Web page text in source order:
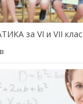
за VI и VII клас